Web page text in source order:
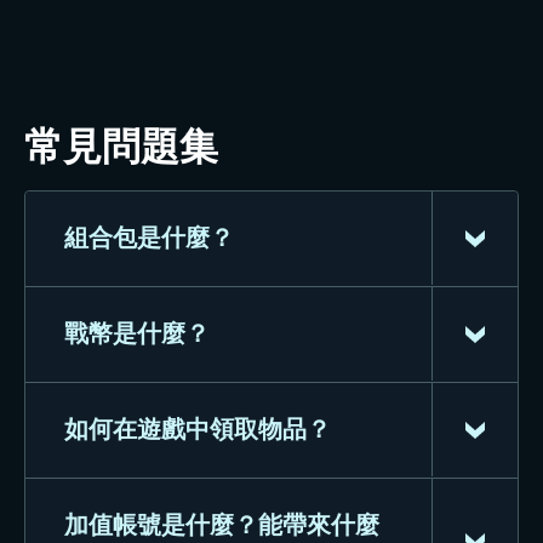
常見問題集
組合包是什麼？
組合包可以透過官方網站或平台商店頁
購買。這些收藏品大多是遊戲內的備戰
貨幣、消耗品和造型物品。
戰幣是什麼？
戰幣是《War Robots: Frontiers》的加
值貨幣，可以通過商店、官方網站或平
外加成獎勵的情況下，兌換匯率通常為
如何在遊戲中領取物品？
購買後，您即可在短時間內在遊戲中收
加值帳號是什麼？能帶來什麼